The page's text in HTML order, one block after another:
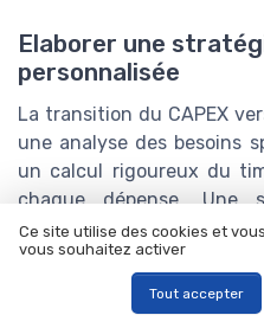
Elaborer une
personnalisée
La transition du CAPEX
une analyse des besoins
un calcul rigoureux du
chaque dépense. Une
prendre en compte le
les potentielles
long terme de l'organisation.
Ce site utilise des cookies et
vous souhaitez activer
Tout accepter